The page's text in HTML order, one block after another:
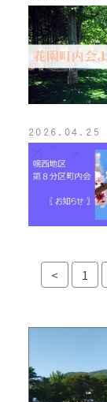
2026.04.25
< 1